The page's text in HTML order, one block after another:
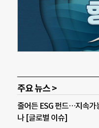
주요 뉴스 >
줄어든 ESG 펀드…지속가
나 [글로벌 이슈]